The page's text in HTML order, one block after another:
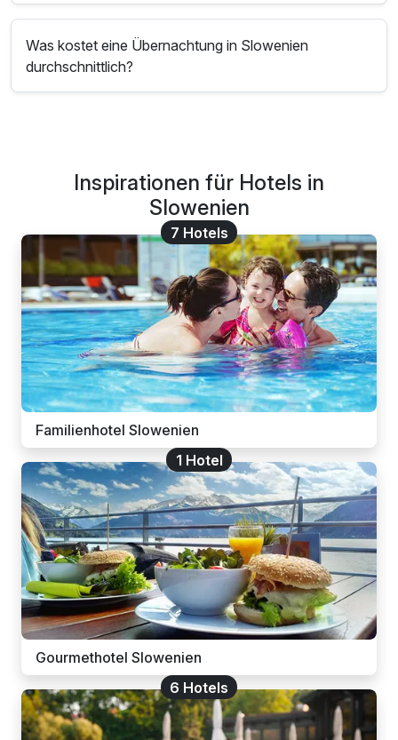
Was kostet eine Übernachtung in Slowenien
durchschnittlich?
Inspirationen für Hotels in
Slowenien
7 Hotels
Familienhotel Slowenien
1 Hotel
Gourmethotel Slowenien
6 Hotels